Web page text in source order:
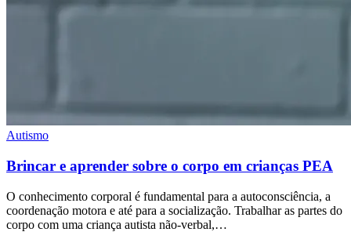
Autismo
Brincar e aprender sobre o corpo em crianças PEA
O conhecimento corporal é fundamental para a autoconsciência, a
coordenação motora e até para a socialização. Trabalhar as partes do
corpo com uma criança autista não-verbal,…